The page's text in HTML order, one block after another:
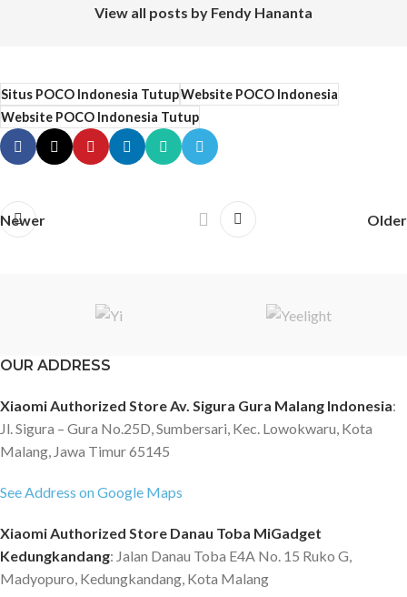
View all posts by Fendy Hananta
Situs POCO Indonesia TutupWebsite POCO Indonesia
Website POCO Indonesia Tutup
Newer Older
OUR ADDRESS
Xiaomi Authorized Store Av. Sigura Gura Malang Indonesia:
Jl. Sigura – Gura No.25D, Sumbersari, Kec. Lowokwaru, Kota
Malang, Jawa Timur 65145
See Address on Google Maps
Xiaomi Authorized Store Danau Toba MiGadget
Kedungkandang: Jalan Danau Toba E4A No. 15 Ruko G,
Madyopuro, Kedungkandang, Kota Malang